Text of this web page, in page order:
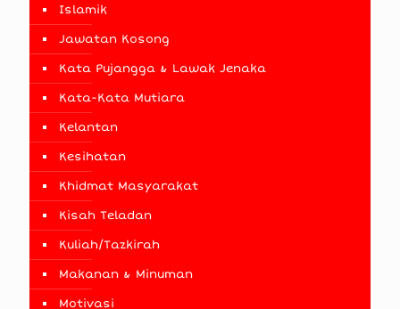
Islamik
Jawatan Kosong
Kata Pujangga & Lawak Jenaka
Kata-Kata Mutiara
Kelantan
Kesihatan
Khidmat Masyarakat
Kisah Teladan
Kuliah/Tazkirah
Makanan & Minuman
Motivasi